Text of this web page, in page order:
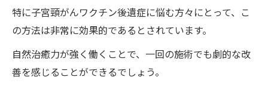
整体院ワイルドボディの施術で得られるリ
ラックス効果
心身の健康改善に必要な整体院ワイルドボ
ディの施術の役割
特に子宮頸がんワクチン後遺症に悩む方々にとって、こ
の方法は非常に効果的であるとされています。
自然治癒力が強く働くことで、一回の施術でも劇的な改
善を感じることができるでしょう。